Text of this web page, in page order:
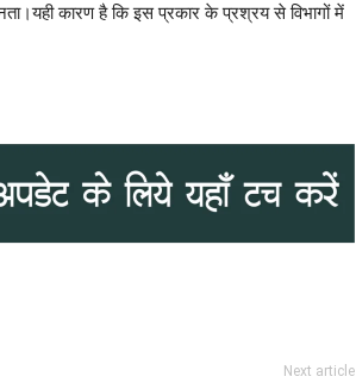
कारण है कि इस प्रकार के प्रश्रय से विभागों में
Next article